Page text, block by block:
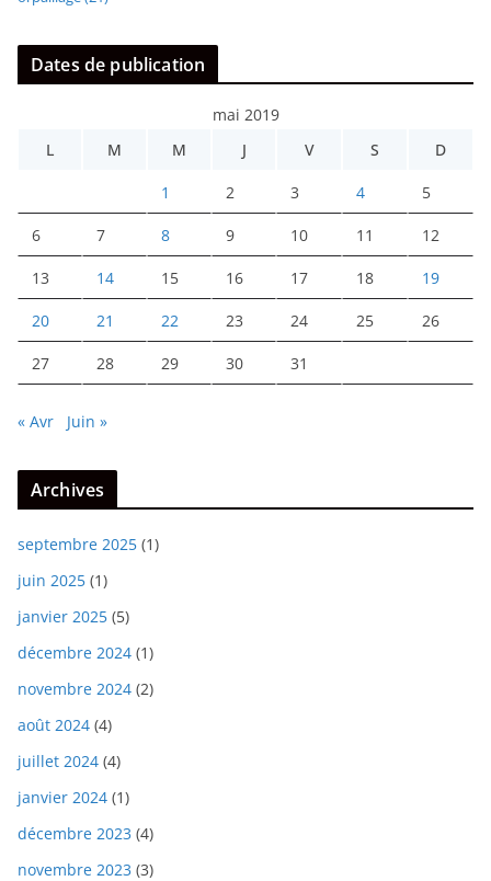
Dates de publication
mai 2019
L
M M J V S D
1 2 3 4 5
6 7 8 9 10 11 12
13 14 15 16 17 18 19
20 21 22 23 24 25 26
27 28 29 30 31
« Avr Juin »
Archives
septembre 2025 (1)
juin 2025 (1)
janvier 2025 (5)
décembre 2024 (1)
novembre 2024 (2)
août 2024 (4)
juillet 2024 (4)
janvier 2024 (1)
décembre 2023 (4)
novembre 2023 (3)